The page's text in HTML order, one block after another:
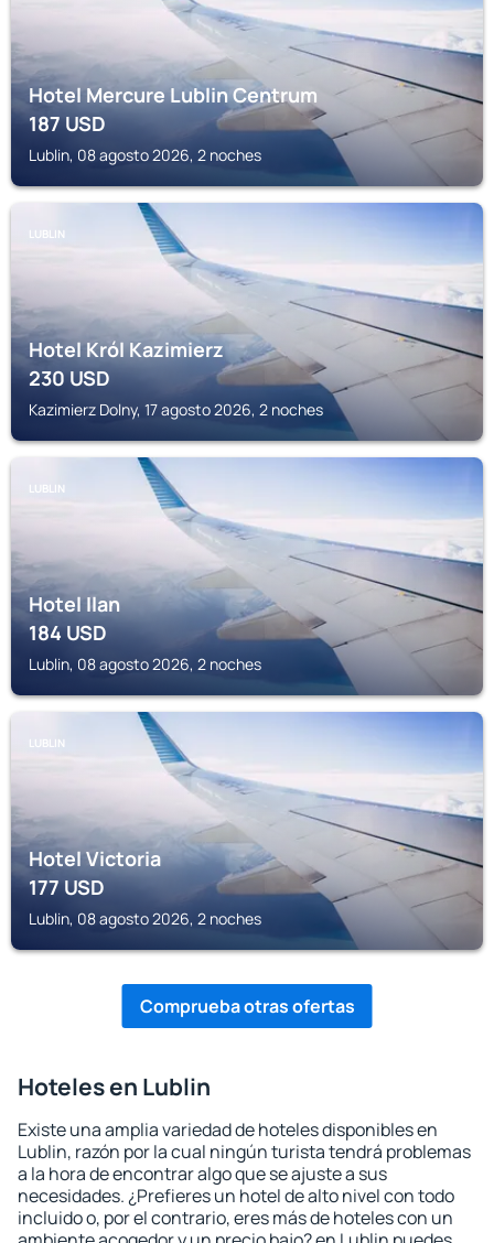
Hotel Mercure Lublin Centrum
187USD
Lublin, 08 agosto 2026, 2 noches
LUBLIN
Hotel Król Kazimierz
230USD
Kazimierz Dolny, 17 agosto 2026, 2 noches
LUBLIN
Hotel Ilan
184USD
Lublin, 08 agosto 2026, 2 noches
LUBLIN
Hotel Victoria
177USD
Lublin, 08 agosto 2026, 2 noches
Comprueba otras ofertas
Hoteles en Lublin
Existe una amplia variedad de hoteles disponibles en
Lublin, razón por la cual ningún turista tendrá problemas
a la hora de encontrar algo que se ajuste a sus
necesidades. ¿Prefieres un hotel de alto nivel con todo
incluido o, por el contrario, eres más de hoteles con un